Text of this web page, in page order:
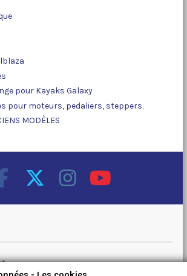
pour Kayaks Galaxy
pour moteurs, pedaliers, steppers.
MODÈLES